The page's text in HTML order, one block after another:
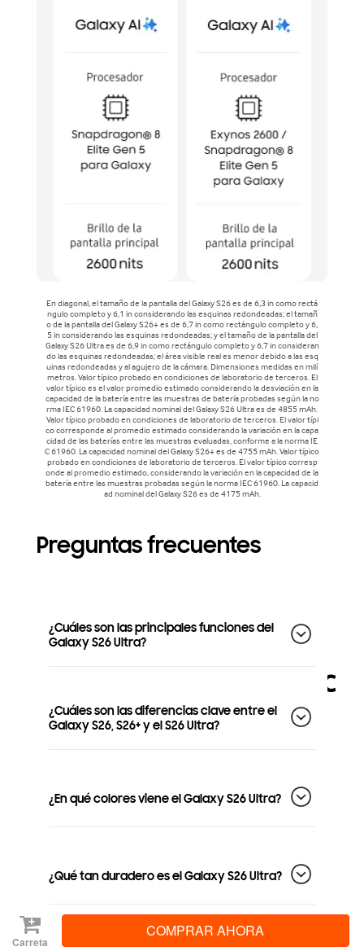
Carreta
En diagonal, el tamaño de la pantalla del Galaxy S26 es de 6,3 in como rectá
ngulo completo y 6,1 in considerando las esquinas redondeadas; el tamañ
o de la pantalla del Galaxy S26+ es de 6,7 in como rectángulo completo y 6,
5 in considerando las esquinas redondeadas; y el tamaño de la pantalla del
Galaxy S26 Ultra es de 6,9 in como rectángulo completo y 6,7 in consideran
do las esquinas redondeadas; el área visible real es menor debido a las esq
uinas redondeadas y al agujero de la cámara. Dimensiones medidas en milí
metros. Valor típico probado en condiciones de laboratorio de terceros. El
valor típico es el valor promedio estimado considerando la desviación en la
capacidad de la batería entre las muestras de batería probadas según la no
rma IEC 61960. La capacidad nominal del Galaxy S26 Ultra es de 4855 mAh.
Valor típico probado en condiciones de laboratorio de terceros. El valor típi
co corresponde al promedio estimado considerando la variación en la capa
cidad de las baterías entre las muestras evaluadas, conforme a la norma IE
C 61960. La capacidad nominal del Galaxy S26+ es de 4755 mAh. Valor típico
probado en condiciones de laboratorio de terceros. El valor típico corresp
onde al promedio estimado, considerando la variación en la capacidad de la
batería entre las muestras probadas según la norma IEC 61960. La capacid
ad nominal del Galaxy S26 es de 4175 mAh.
Preguntas frecuentes
¿Cuáles son las principales funciones del
Galaxy S26 Ultra?
¿Cuáles son las diferencias clave entre el
Galaxy S26, S26+ y el S26 Ultra?
¿En qué colores viene el Galaxy S26 Ultra?
¿Qué tan duradero es el Galaxy S26 Ultra?
Expandir